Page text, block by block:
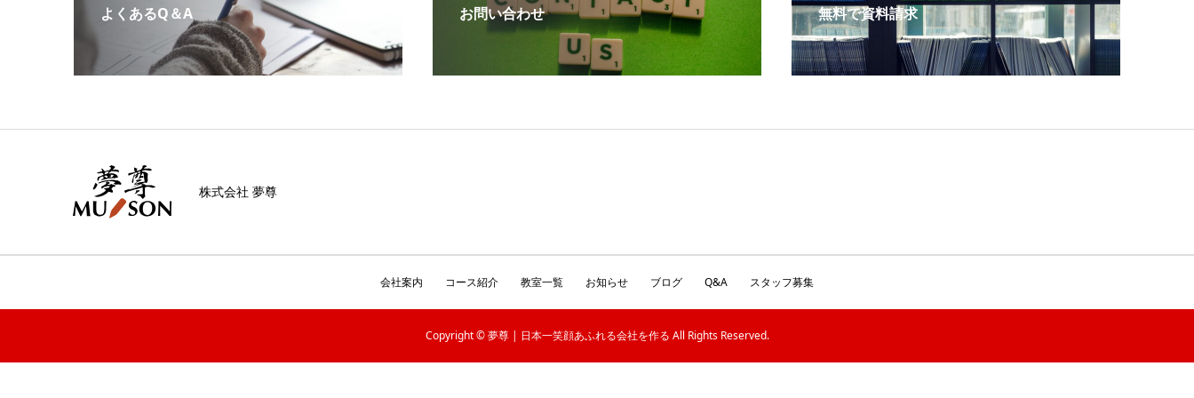
よくあるQ＆A お問い合わせ 無料で資料請求
株式会社 夢尊
会社案内 コース紹介 教室一覧 お知らせ ブログ Q&A スタッフ募集
Copyright © 夢尊 | 日本一笑顔あふれる会社を作る All Rights Reserved.